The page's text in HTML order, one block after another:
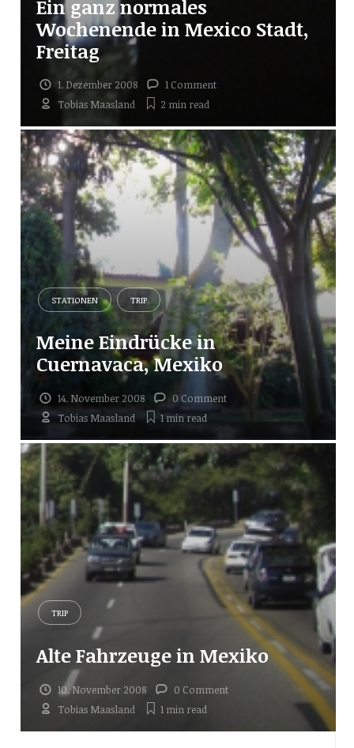
Ein ganz normales
Wochenende in Mexico Stadt,
Freitag
1. Dezember 2008
1 Comment
Tobias Maasland
2 min read
STATIONEN TRIP
Meine Eindrücke in
Cuernavaca, Mexiko
14. November 2008
0 Comment
Tobias Maasland
1 min read
TRIP
Alte Fahrzeuge in Mexiko
10. November 2008
0 Comment
Tobias Maasland
1 min read